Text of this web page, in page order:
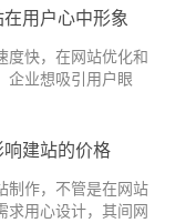
用户心中形象
度快，在网站优化和
企业想吸引用户眼
户心里的形象呢？
建站的价格
制作，不管是在网站
求用心设计，其间网